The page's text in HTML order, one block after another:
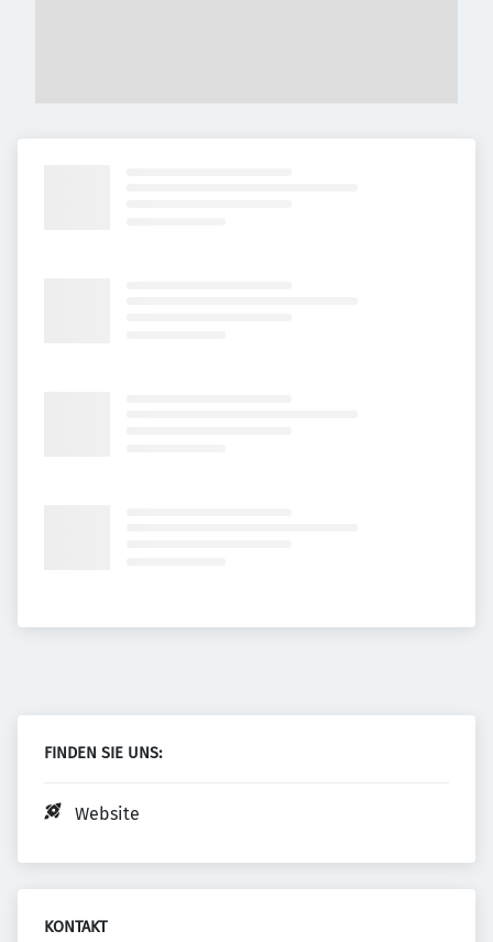
FINDEN SIE UNS:
Website
KONTAKT